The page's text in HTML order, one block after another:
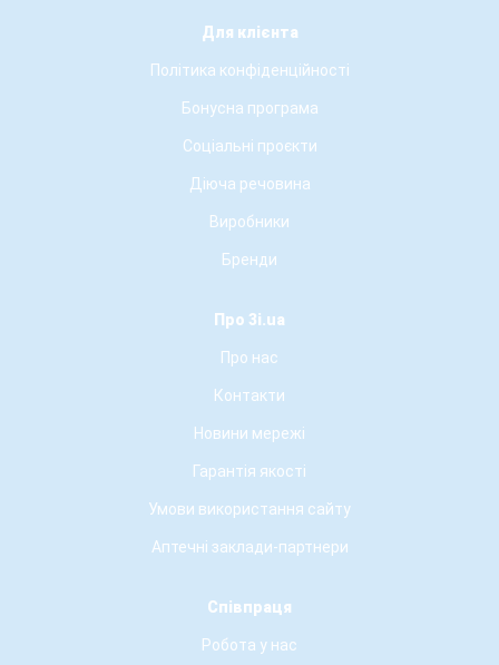
Для клієнта
Політика конфіденційності
Бонусна програма
Соціальні проєкти
Діюча речовина
Виробники
Бренди
Про 3i.ua
Про нас
Контакти
Новини мережі
Гарантія якості
Умови використання сайту
Аптечні заклади-партнери
Співпраця
Робота у нас